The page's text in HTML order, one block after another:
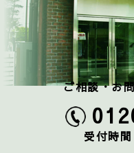
ご相談・お
受付時